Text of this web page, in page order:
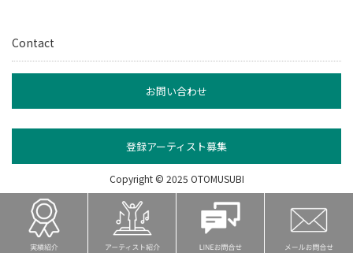
Contact
お問い合わせ
登録アーティスト募集
Copyright © 2025 OTOMUSUBI